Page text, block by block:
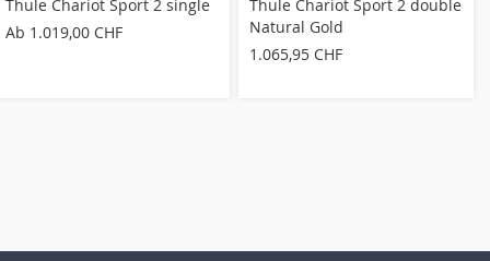
Thule Chariot Sport 2 single
Ab 1.019,00 CHF
Thule Chariot Sport 2 double
Natural Gold
1.065,95 CHF